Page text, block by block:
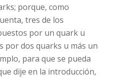
porque, como
tres de los
por un quark u
por dos quarks u más un
para que se pueda
dije en la introducción,